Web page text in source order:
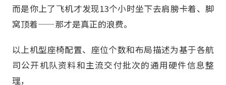
而是你上了飞机才发现13个小时坐下去肩膀卡着、脚
窝顶着——那才是真正的浪费。
以上机型座椅配置、座位个数和布局描述为基于各航
司公开机队资料和主流交付批次的通用硬件信息整
理，